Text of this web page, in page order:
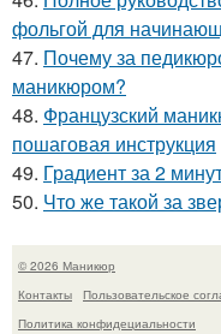
фольгой для
47. Почему за
маникюром?
48. Французский
пошаговая инструкция
49. Градиент за 2
50. Что же такой за
© 2026 Маникюр
Контакты
Пользовательское
Политика конфидециальности